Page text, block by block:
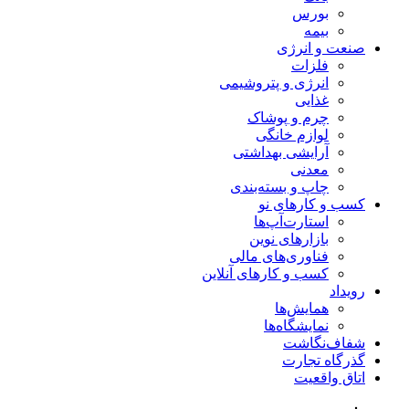
بورس
بیمه
صنعت و انرژی
فلزات
انرژی و پتروشیمی
غذایی
چرم و پوشاک
لوازم خانگی
آرایشی بهداشتی
معدنی
چاپ و بسته‌بندی
کسب و کارهای نو
استارت‌آپ‌ها
بازارهای نوین
فناوری‌های مالی
کسب و کارهای آنلاین
رویداد
همایش‌ها
نمایشگاه‌ها
شفاف‌نگاشت
گذرگاه تجارت
اتاق واقعیت